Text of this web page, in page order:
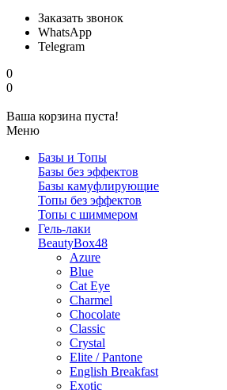
Заказать звонок
WhatsApp
Telegram
0
0
Ваша корзина пуста!
Меню
Базы и Топы
Базы без эффектов
Базы камуфлирующие
Топы без эффектов
Топы с шиммером
Гель-лаки
BeautyBox48
Azure
Blue
Cat Eye
Charmel
Chocolate
Classic
Crystal
Elite / Pantone
English Breakfast
Exotic